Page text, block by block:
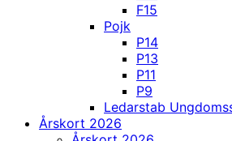
F15
Pojk
P14
P13
P11
P9
Ledarstab
Årskort 2026